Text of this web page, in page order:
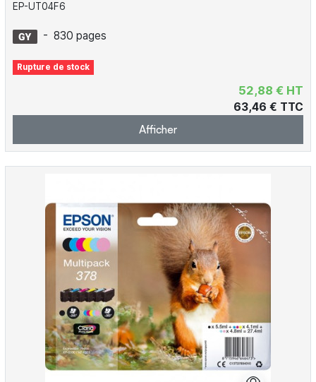
EP-UT04F6
- 830 pages
Rupture de stock
52,88 € HT
63,46 € TTC
Afficher